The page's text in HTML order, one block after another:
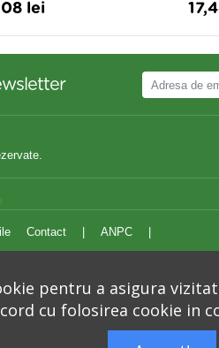
lei
Contact ANPC
Autoritatea Nationala pentru Protectia
pentru a asigura
cu folosirea cookie in